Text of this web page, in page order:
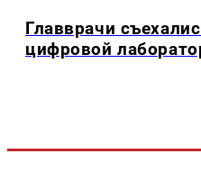
Главврачи
цифровой